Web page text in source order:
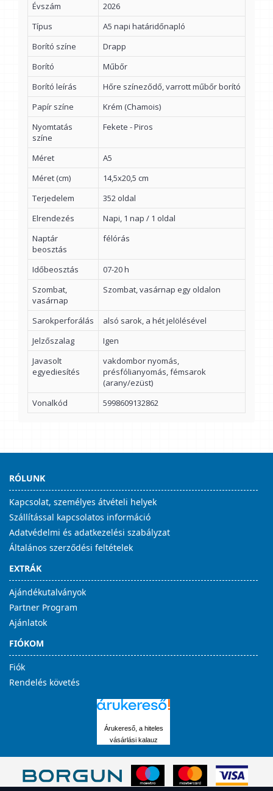
Évszám
2026
Típus
A5 napi határidőnapló
Borító színe
Drapp
Borító
Műbőr
Borító leírás
Hőre színeződő, varrott műbőr borító
Papír színe
Krém (Chamois)
Nyomtatás
színe
Fekete - Piros
Méret
A5
Méret (cm)
14,5x20,5 cm
Terjedelem
352 oldal
Elrendezés
Napi, 1 nap / 1 oldal
Naptár
beosztás
félórás
Időbeosztás
07-20 h
Szombat,
vasárnap
Szombat, vasárnap egy oldalon
Sarokperforálás
alsó sarok, a hét jelölésével
Jelzőszalag
Igen
Javasolt
egyediesítés
vakdombor nyomás,
présfólianyomás, fémsarok
(arany/ezüst)
Vonalkód
5998609132862
RÓLUNK
Kapcsolat, személyes átvételi helyek
Szállítással kapcsolatos információ
Adatvédelmi és adatkezelési szabályzat
Általános szerződési feltételek
EXTRÁK
Ajándékutalványok
Partner Program
Ajánlatok
FIÓKOM
Fiók
Rendelés követés
Árukereső, a hiteles
vásárlási kalauz